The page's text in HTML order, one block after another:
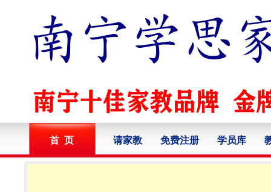
首 页 请家教 免费注册 学员库